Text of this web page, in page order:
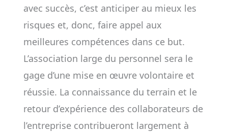
avec succès, c’est anticiper au mieux les
risques et, donc, faire appel aux
meilleures compétences dans ce but.
L’association large du personnel sera le
gage d’une mise en œuvre volontaire et
réussie. La connaissance du terrain et le
retour d’expérience des collaborateurs de
l’entreprise contribueront largement à